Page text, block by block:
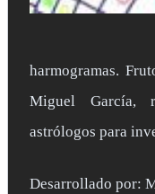
harmogramas.
Miguel García,
astrólogos para
Desarrollado por: